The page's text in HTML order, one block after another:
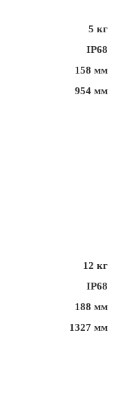
5 кг
IP68
158 мм
954 мм
12 кг
IP68
188 мм
1327 мм